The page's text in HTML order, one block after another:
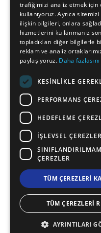
Selino
Din
Porto
trafiğimizi analiz etmek için
kullanıyoruz. Ayrıca sitemizi
ilişkin bilgileri, onlara
hizmetlerini kullanmanız
topladıkları diğer bilgilerle
reklam ve analiz
paylaşıyoruz. Daha
KESINLIKLE
PERFORMANS
HEDEFLEME
İŞLEVSEL ÇEREZLER
ÇEREZLER
TÜM ÇEREZLERI
TÜM ÇEREZLERI
AYRINTILARI